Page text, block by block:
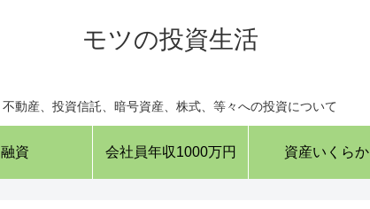
モツの投資生活
不動産、投資信託、暗号資産、株式、等々への投資について
融資 会社員年収1000万円 資産いくらか